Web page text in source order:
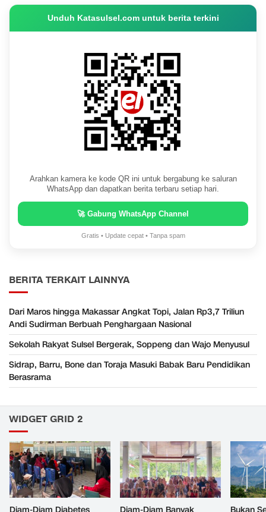
Unduh Katasulsel.com untuk berita terkini
Arahkan kamera ke kode QR ini untuk bergabung ke saluran
WhatsApp dan dapatkan berita terbaru setiap hari.
🚀 Gabung WhatsApp Channel
Gratis • Update cepat • Tanpa spam
BERITA TERKAIT LAINNYA
Dari Maros hingga Makassar Angkat Topi, Jalan Rp3,7 Triliun
Andi Sudirman Berbuah Penghargaan Nasional
Sekolah Rakyat Sulsel Bergerak, Soppeng dan Wajo Menyusul
Sidrap, Barru, Bone dan Toraja Masuki Babak Baru Pendidikan
Berasrama
WIDGET GRID 2